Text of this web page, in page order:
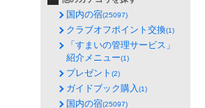
国内の宿(25097)
クラブオフポイント交換(1)
「すまいの管理サービス」
紹介メニュー(1)
プレゼント (2)
ガイドブック購入(1)
国内の宿(25097)